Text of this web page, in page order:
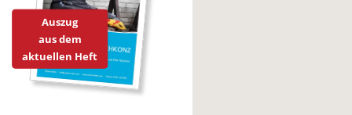
Auszug
aus dem
aktuellen Heft